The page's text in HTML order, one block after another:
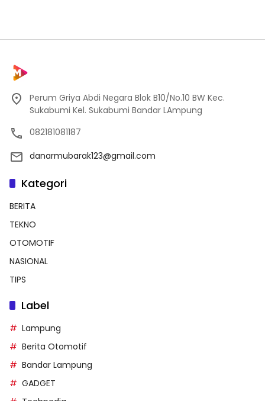
Perum Griya Abdi Negara Blok B10/No.10 BW Kec.
Sukabumi Kel. Sukabumi Bandar LAmpung
082181081187
danarmubarak123@gmail.com
Kategori
BERITA
TEKNO
OTOMOTIF
NASIONAL
TIPS
Label
Lampung
Berita Otomotif
Bandar Lampung
GADGET